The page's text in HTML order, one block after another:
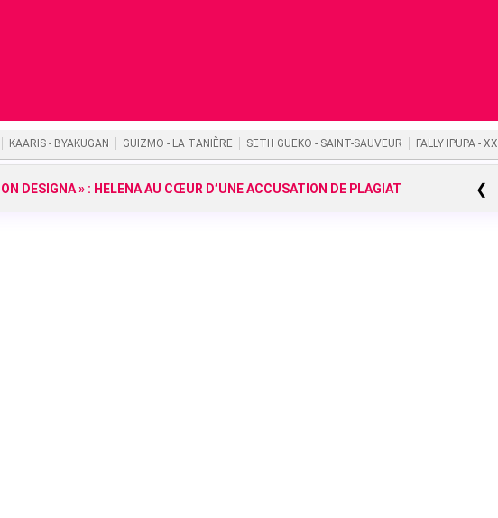
KAARIS - BYAKUGAN GUIZMO - LA TANIÈRE SETH GUEKO - SAINT-SAUVEUR FALLY IPUPA - XX
DESIGNA » : HELENA AU CŒUR D’UNE ACCUSATION DE PLAGIAT ❮